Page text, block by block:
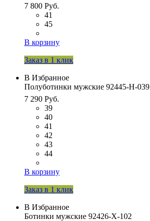
7 800 Руб.
41
45
В корзину
Заказ в 1 клик
В Избранное
Полуботинки мужские 92445-Н-039
7 290 Руб.
39
40
41
42
43
44
В корзину
Заказ в 1 клик
В Избранное
Ботинки мужские 92426-Х-102